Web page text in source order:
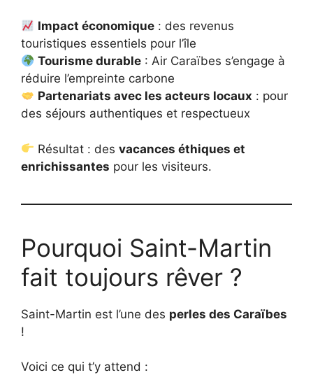
Impact économique : des revenus
touristiques essentiels pour l’île
Tourisme durable : Air Caraïbes s’engage à
réduire l’empreinte carbone
Partenariats avec les acteurs locaux : pour
des séjours authentiques et respectueux
Résultat : desvacances éthiques et
enrichissantes pour les visiteurs.
Pourquoi Saint-Martin
fait toujours rêver ?
Saint-Martin est l’une des perles des Caraïbes
!
Voici ce qui t’y attend :